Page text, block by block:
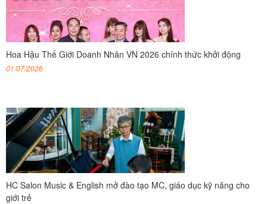
Hoa Hậu Thế Giới Doanh Nhân VN 2026 chính thức khởi động
01/07/2026
HC Salon Music & English mở đào tạo MC, giáo dục kỹ năng cho
giới trẻ